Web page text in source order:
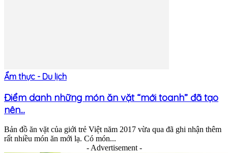
Ẩm thực - Du lịch
Điểm danh những món ăn vặt “mới toanh” đã tạo
nên...
Bản đồ ăn vặt của giới trẻ Việt năm 2017 vừa qua đã ghi nhận thêm
rất nhiều món ăn mới lạ. Có món...
- Advertisement -